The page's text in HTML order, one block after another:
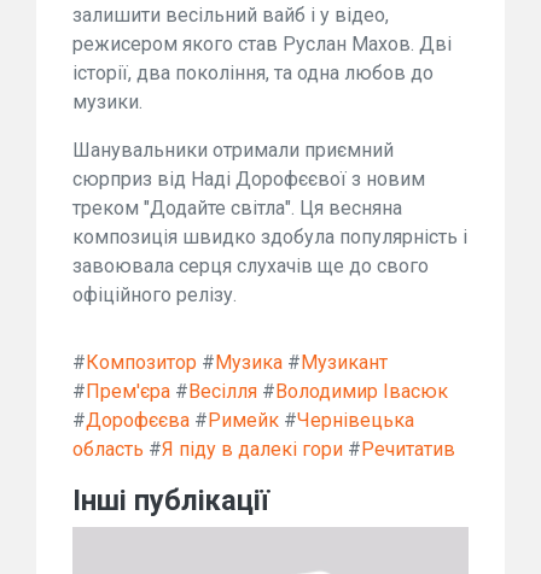
залишити весільний вайб і у відео,
режисером якого став Руслан Махов. Дві
історії, два покоління, та одна любов до
музики.
Шанувальники отримали приємний
сюрприз від Наді Дорофєєвої з новим
треком "Додайте світла". Ця весняна
композиція швидко здобула популярність і
завоювала серця слухачів ще до свого
офіційного релізу.
# Композитор # Музика # Музикант
# Прем'єра # Весілля # Володимир Івасюк
#Дорофєєва # Римейк #Чернівецька
область #Я піду в далекі гори # Речитатив
Інші публікації